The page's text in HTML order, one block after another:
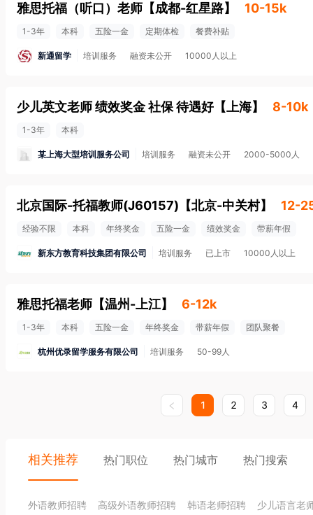
雅思托福（听口）老师 【成都-红星路】 10-15k
1-3年 本科 五险一金 定期体检 餐费补贴
新通留学 培训服务 融资未公开 10000人以上
少儿英文老师 绩效奖金 社保 待遇好 【 上海】 8-10k
1-3年 本科
某上海大型培训服务公司 培训服务 融资未公开 2000-5000人
北京国际-托福教师(J60157) 【北京-中关村】 12-
经验不限 本科 年终奖金 五险一金 绩效奖金 带薪年假
新东方教育科技集团有限公司 培训服务 已上市 10000人以上
雅思托福老师 【温州-上江】 6-12k
1-3年 本科 五险一金 年终奖金 带薪年假 团队聚餐
杭州优录留学服务有限公司 培训服务 50-99人
1 2 3 4
相关推荐 热门职位 热门城市 热门搜索
外语教师招聘 高级外语教师招聘 韩语老师招聘 少儿语言老